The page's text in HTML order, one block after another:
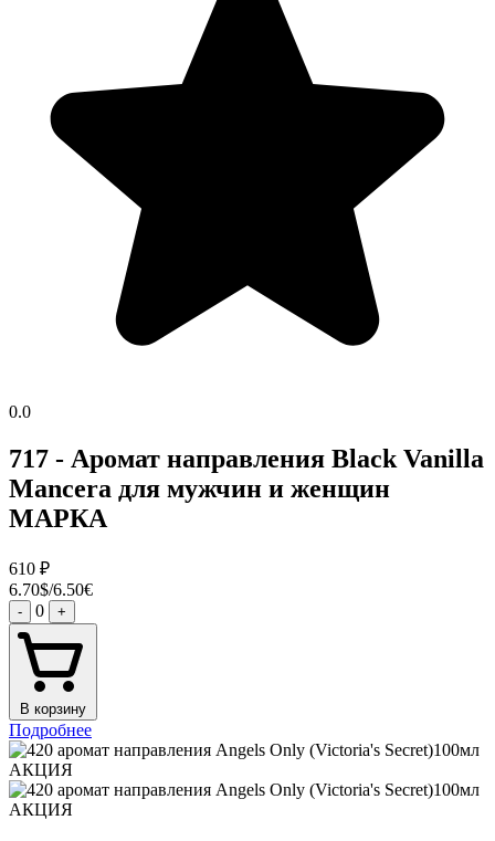
0.0
717 - Аромат направления Black Vanilla
Mancera для мужчин и женщин
МАРКА
610 ₽
6.70$/6.50€
- 0 +
В корзину
Подробнее